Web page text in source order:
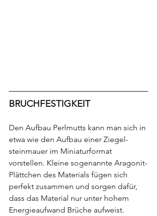
BRUCHFESTIGKEIT
Den Aufbau Perlmutts kann man sich in
etwa wie den Aufbau einer Ziegel-
steinmauer im Miniaturformat
vorstellen. Kleine sogenannte Aragonit-
Plättchen des Materials fügen sich
perfekt zusammen und sorgen dafür,
dass das Material nur unter hohem
Energieaufwand Brüche aufweist.